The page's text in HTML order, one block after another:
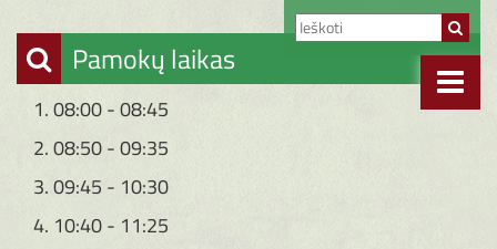
Pamokų laikas
1. 08:00 - 08:45
2. 08:50 - 09:35
3. 09:45 - 10:30
4. 10:40 - 11:25